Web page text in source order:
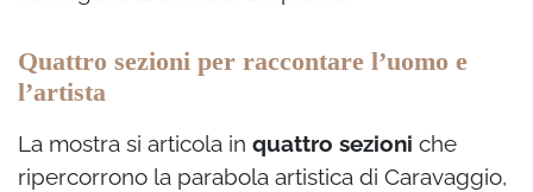
Quattro sezioni per raccontare l’uomo e
l’artista
La mostra si articola in quattro sezioni che
ripercorrono la parabola artistica di Caravaggio,